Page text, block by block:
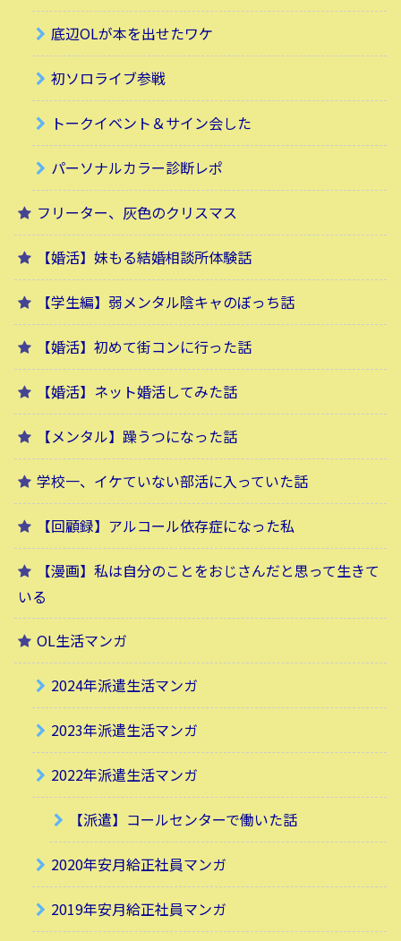
底辺OLが本を出せたワケ
初ソロライブ参戦
トークイベント＆サイン会した
パーソナルカラー診断レポ
フリーター、灰色のクリスマス
【婚活】妹もる結婚相談所体験話
【学生編】弱メンタル陰キャのぼっち話
【婚活】初めて街コンに行った話
【婚活】ネット婚活してみた話
【メンタル】躁うつになった話
学校一、イケていない部活に入っていた話
【回顧録】アルコール依存症になった私
【漫画】私は自分のことをおじさんだと思って生きて
いる
OL生活マンガ
2024年派遣生活マンガ
2023年派遣生活マンガ
2022年派遣生活マンガ
【派遣】コールセンターで働いた話
2020年安月給正社員マンガ
2019年安月給正社員マンガ